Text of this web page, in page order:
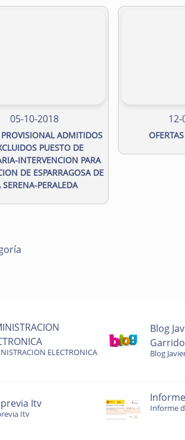
05-10-2018
ADMITIDOS
PUESTO DE
INTERVENCION PARA
DE ESPARRAGOSA DE
SERENA-PERALEDA
12-
ELECTRONICA
Blog
Garrido
Blog
Itv
Itv
Informe